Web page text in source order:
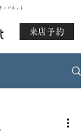
ーソネット
来店予約